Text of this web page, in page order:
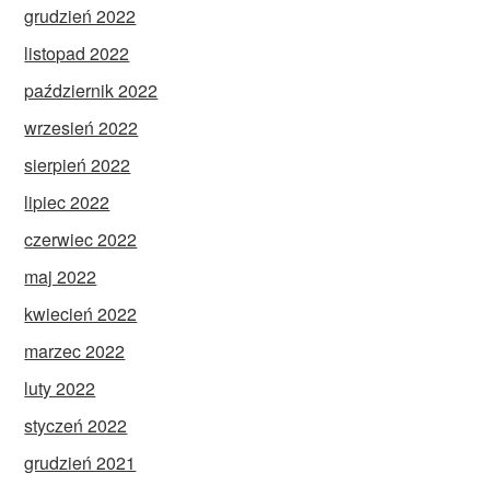
grudzień 2022
listopad 2022
październik 2022
wrzesień 2022
sierpień 2022
lipiec 2022
czerwiec 2022
maj 2022
kwiecień 2022
marzec 2022
luty 2022
styczeń 2022
grudzień 2021